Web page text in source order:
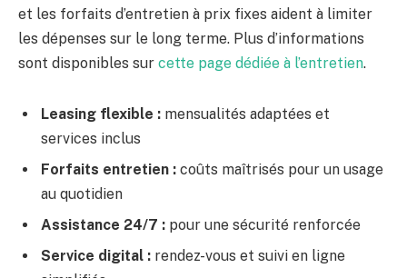
et les forfaits d’entretien à prix fixes aident à limiter
les dépenses sur le long terme. Plus d’informations
sont disponibles sur cette page dédiée à l’entretien.
Leasing flexible : mensualités adaptées et
services inclus
Forfaits entretien : coûts maîtrisés pour un usage
au quotidien
Assistance 24/7 : pour une sécurité renforcée
Service digital : rendez-vous et suivi en ligne